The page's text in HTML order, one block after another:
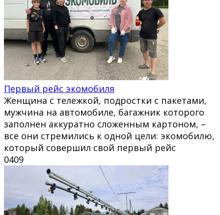
Первый рейс экомобиля
Женщина с тележкой, подростки с пакетами,
мужчина на автомобиле, багажник которого
заполнен аккуратно сложенным картоном, –
все они стремились к одной цели: экомобилю,
который совершил свой первый рейс
0409